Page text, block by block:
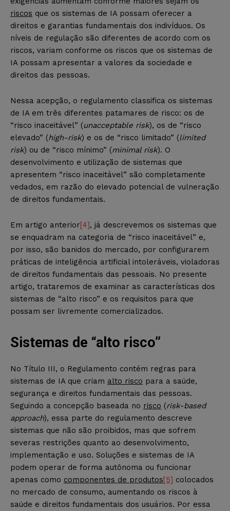
riscos que os sistemas de IA possam oferecer a
direitos e garantias fundamentais dos indivíduos. Os
níveis de regulação são diferentes de acordo com os
riscos, variam conforme os riscos que os sistemas de
IA possam apresentar a valores da sociedade e
direitos das pessoas.
Nessa acepção, o regulamento classifica os sistemas
de IA em três diferentes patamares de risco: os de
“risco inaceitável” (unacceptable risk), os de “risco
elevado” (high-risk) e os de “risco limitado” (limited
risk) ou de “risco mínimo” (minimal risk). O
desenvolvimento e utilização de sistemas que
apresentem “risco inaceitável” são completamente
vedados, em razão do elevado potencial de vulneração
de direitos fundamentais.
Em artigo anterior[4], já descrevemos os sistemas que
se enquadram na categoria de “risco inaceitável” e,
por isso, são banidos do mercado, por configurarem
práticas de inteligência artificial intoleráveis, violadoras
de direitos fundamentais das pessoais. No presente
artigo, trataremos de examinar as características dos
sistemas de “alto risco” e os requisitos para que
possam ser livremente comercializados.
Sistemas de “alto risco”
No Título III, o Regulamento contém regras para
sistemas de IA que criam alto risco para a saúde,
segurança e direitos fundamentais das pessoas.
Seguindo a concepção baseada no risco (risk-based
approach), essa parte do regulamento descreve
sistemas que não são proibidos, mas que sofrem
severas restrições quanto ao desenvolvimento,
implementação e uso. Soluções e sistemas de IA
podem operar de forma autônoma ou funcionar
apenas como componentes de produtos[5] colocados
no mercado de consumo, aumentando os riscos à
saúde e direitos fundamentais dos usuários. Por essa